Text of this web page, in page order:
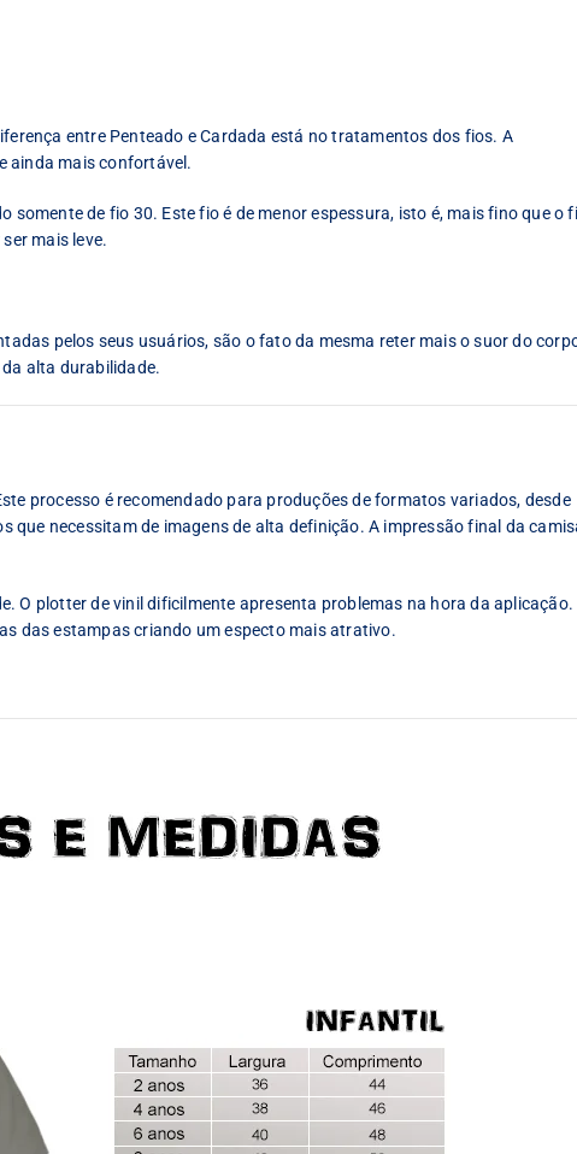
entre Penteado e Cardada está no tratamentos dos fios. A
ainda mais confortável.
de fio 30. Este fio é de menor espessura, isto é, mais fino que o
mais leve.
pelos seus usuários, são o fato da mesma reter mais o suor do
alta durabilidade.
processo é recomendado para produções de formatos variados, desde
que necessitam de imagens de alta definição. A impressão final da
O plotter de vinil dificilmente apresenta problemas na hora da aplicação.
das estampas criando um especto mais atrativo.